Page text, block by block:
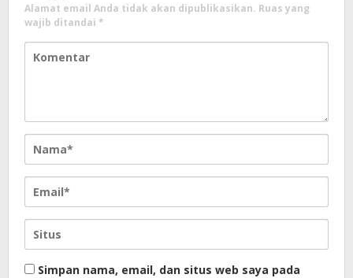
Alamat email Anda tidak akan dipublikasikan. Ruas yang
wajib ditandai *
Simpan nama, email, dan situs web saya pada